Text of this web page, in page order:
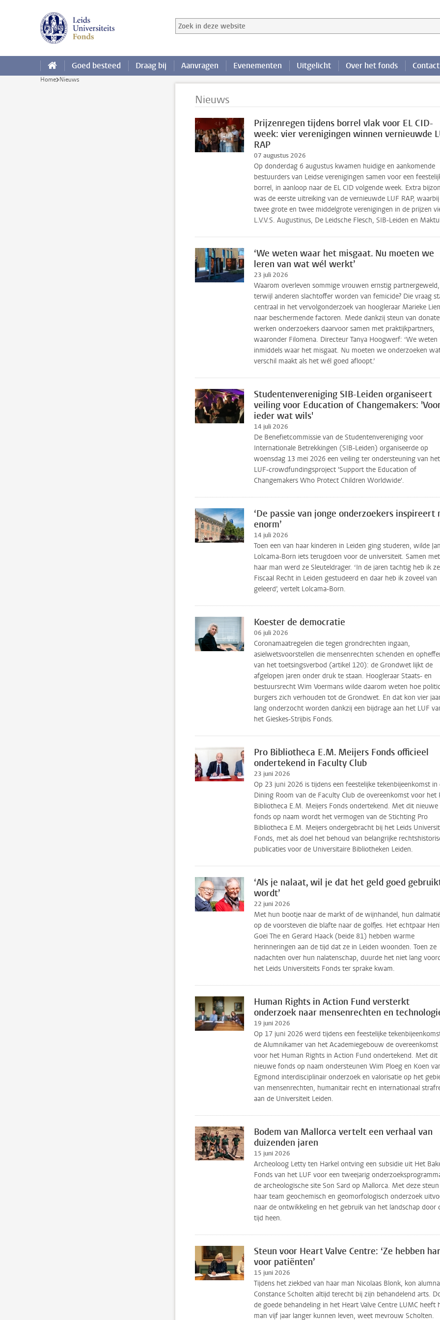
Zoek in deze website
Zoekterm
Goed besteed Draag bij Aanvragen Evenementen Uitgelicht Over het fonds Contact
Home Nieuws
Nieuws
Prijzenregen tijdens borrel vlak voor EL CID-
week: vier verenigingen winnen vernieuwde
RAP
07 augustus 2026
Op donderdag 6 augustus kwamen huidige en aankomende
bestuurders van Leidse verenigingen samen voor een
borrel, in aanloop naar de EL CID volgende week. Extra
was de eerste uitreiking van de vernieuwde LUF RAP, waarbij
twee grote en twee middelgrote verenigingen in de prijzen
L.V.V.S. Augustinus, De Leidsche Flesch, SIB-Leiden en
‘We weten waar het misgaat. Nu moeten we
leren van wat wél werkt’
23 juli 2026
Waarom overleven sommige vrouwen ernstig partnergeweld,
terwijl anderen slachtoffer worden van femicide? Die vraag
centraal in het vervolgonderzoek van hoogleraar Marieke
naar beschermende factoren. Mede dankzij steun van
werken onderzoekers daarvoor samen met praktijkpartners,
waaronder Filomena. Directeur Tanya Hoogwerf: ‘We weten
inmiddels waar het misgaat. Nu moeten we onderzoeken
verschil maakt als het wél goed afloopt.’
Studentenvereniging SIB-Leiden organiseert
veiling voor Education of Changemakers:
ieder wat wils'
14 juli 2026
De Benefietcommissie van de Studentenvereniging voor
Internationale Betrekkingen (SIB-Leiden) organiseerde op
woensdag 13 mei 2026 een veiling ter ondersteuning van het
LUF-crowdfundingsproject 'Support the Education of
Changemakers Who Protect Children Worldwide'.
‘De passie van jonge onderzoekers inspireert
enorm’
14 juli 2026
Toen een van haar kinderen in Leiden ging studeren, wilde
Lolcama-Born iets terugdoen voor de universiteit. Samen met
haar man werd ze Sleuteldrager. ‘In de jaren tachtig heb ik
Fiscaal Recht in Leiden gestudeerd en daar heb ik zoveel van
geleerd’, vertelt Lolcama-Born.
Koester de democratie
06 juli 2026
Coronamaatregelen die tegen grondrechten ingaan,
asielwetsvoorstellen die mensenrechten schenden en
van het toetsingsverbod (artikel 120): de Grondwet lijkt de
afgelopen jaren onder druk te staan. Hoogleraar Staats- en
bestuursrecht Wim Voermans wilde daarom weten hoe
burgers zich verhouden tot de Grondwet. En dat kon vier
lang onderzocht worden dankzij een bijdrage aan het LUF
het Gieskes-Strijbis Fonds.
Pro Bibliotheca E.M. Meijers Fonds officieel
ondertekend in Faculty Club
23 juni 2026
Op 23 juni 2026 is tijdens een feestelijke tekenbijeenkomst in
Dining Room van de Faculty Club de overeenkomst voor het
Bibliotheca E.M. Meijers Fonds ondertekend. Met dit nieuwe
fonds op naam wordt het vermogen van de Stichting Pro
Bibliotheca E.M. Meijers ondergebracht bij het Leids
Fonds, met als doel het behoud van belangrijke
publicaties voor de Universitaire Bibliotheken Leiden.
‘Als je nalaat, wil je dat het geld goed
wordt’
22 juni 2026
Met hun bootje naar de markt of de wijnhandel, hun
op de voorsteven die blafte naar de golfjes. Het echtpaar
Goei The en Gerard Haack (beide 81) hebben warme
herinneringen aan de tijd dat ze in Leiden woonden. Toen ze
nadachten over hun nalatenschap, duurde het niet lang
het Leids Universiteits Fonds ter sprake kwam.
Human Rights in Action Fund versterkt
onderzoek naar mensenrechten en
19 juni 2026
Op 17 juni 2026 werd tijdens een feestelijke
de Alumnikamer van het Academiegebouw de overeenkomst
voor het Human Rights in Action Fund ondertekend. Met dit
nieuwe fonds op naam ondersteunen Wim Ploeg en Koen
Egmond interdisciplinair onderzoek en valorisatie op het
van mensenrechten, humanitair recht en internationaal
aan de Universiteit Leiden.
Bodem van Mallorca vertelt een verhaal van
duizenden jaren
15 juni 2026
Archeoloog Letty ten Harkel ontving een subsidie uit Het
Fonds van het LUF voor een tweejarig
de archeologische site Son Sard op Mallorca. Met deze
haar team geochemisch en geomorfologisch onderzoek
naar de ontwikkeling en het gebruik van het landschap door
tijd heen.
Steun voor Heart Valve Centre: ‘Ze hebben
voor patiënten’
15 juni 2026
Tijdens het ziekbed van haar man Nicolaas Blonk, kon alumna
Constance Scholten altijd terecht bij zijn behandelend arts.
de goede behandeling in het Heart Valve Centre LUMC heeft
man vijf jaar langer kunnen leven, weet mevrouw Scholten.